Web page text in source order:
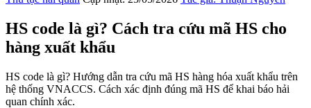
HS code là gì? Cách tra cứu mã HS cho
hàng xuất khẩu
HS code là gì? Hướng dẫn tra cứu mã HS hàng hóa xuất khẩu trên
hệ thống VNACCS. Cách xác định đúng mã HS để khai báo hải
quan chính xác.